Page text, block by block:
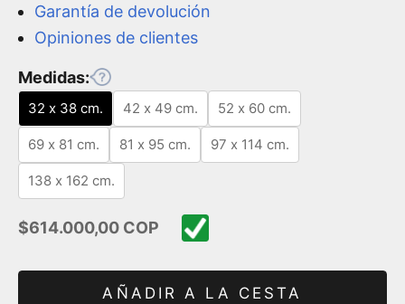
Garantía de devolución
Opiniones de clientes
Medidas:
32 x 38 cm. 42 x 49 cm. 52 x 60 cm.
69 x 81 cm. 81 x 95 cm. 97 x 114 cm.
138 x 162 cm.
Precio de oferta
$614.000,00 COP
AÑADIR A LA CESTA